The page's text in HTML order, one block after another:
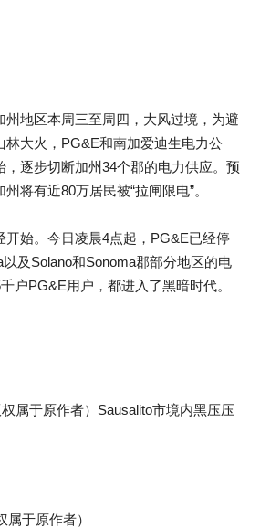
州地区本周三至周四，大风过境，为避
林大火，PG&E和南加爱迪生电力公
，逐步切断加州34个郡的电力供应。预
将有近80万居民被“拉闸限电”。
开始。今日凌晨4点起，PG&E已经停
及Solano和Sonoma郡部分地区的电
户PG&E用户，都进入了黑暗时代。
权属于原作者）Sausalito市境内黑压压
属于原作者）